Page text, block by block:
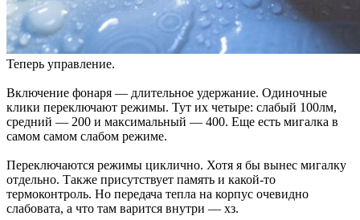
Теперь управление.
Включение фонаря — длительное удержание. Одиночные
клики переключают режимы. Тут их четыре: слабый 100лм,
средний — 200 и максимальный — 400. Еще есть мигалка в
самом самом слабом режиме.
Переключаются режимы циклично. Хотя я бы вынес мигалку
отдельно. Также присутствует память и какой-то
термоконтроль. Но передача тепла на корпус очевидно
слабовата, а что там варится внутри — хз.